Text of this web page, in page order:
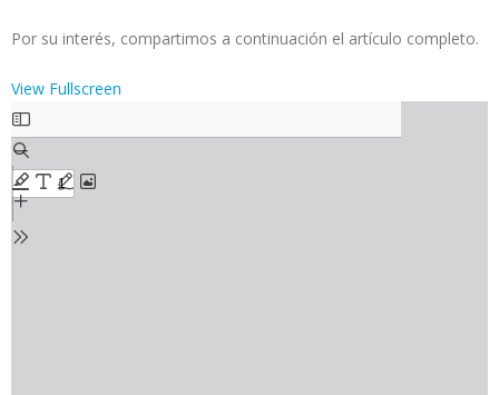
Por su interés, compartimos a continuación el artículo completo.
View Fullscreen
Saltar
al
contenido
del